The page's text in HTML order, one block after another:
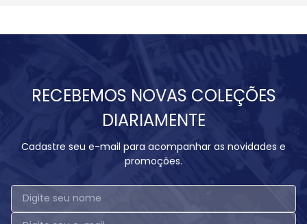
RECEBEMOS NOVAS COLEÇÕES
DIARIAMENTE
Cadastre seu e-mail para acompanhar as novidades e
promoções.